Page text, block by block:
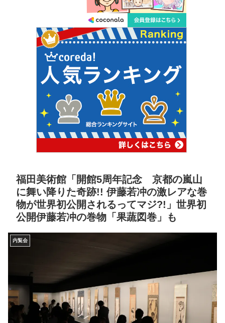
福田美術館「開館5周年記念 京都の嵐山
に舞い降りた奇跡!! 伊藤若冲の激レアな巻
物が世界初公開されるってマジ?!」世界初
公開伊藤若冲の巻物「果蔬図巻」も
内覧会